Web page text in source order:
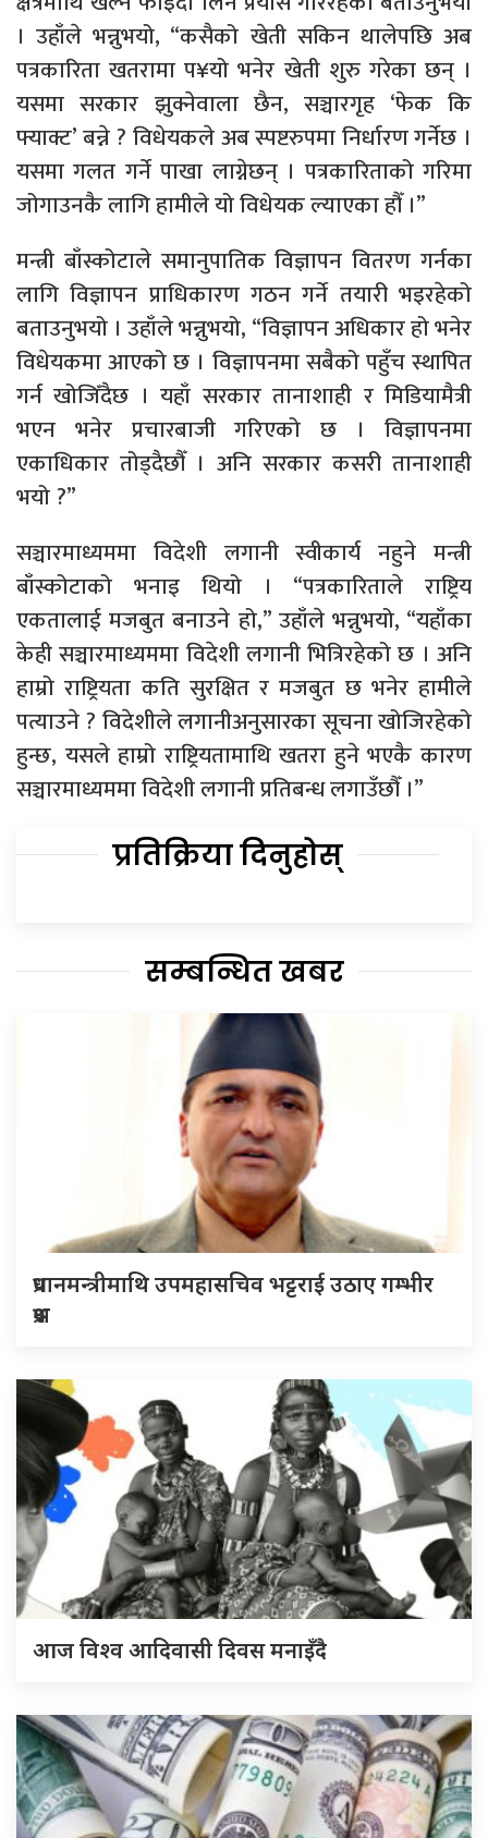
। उहाँले भन्नुभयो, “कसैको खेती सकिन थालेपछि अब
पत्रकारिता खतरामा प¥यो भनेर खेती शुरु गरेका छन् ।
यसमा सरकार झुक्नेवाला छैन, सञ्चारगृह ‘फेक कि
फ्याक्ट’ बन्ने ? विधेयकले अब स्पष्टरुपमा निर्धारण गर्नेछ ।
यसमा गलत गर्ने पाखा लाग्नेछन् । पत्रकारिताको गरिमा
जोगाउनकै लागि हामीले यो विधेयक ल्याएका हौँ ।”
मन्त्री बाँस्कोटाले समानुपातिक विज्ञापन वितरण गर्नका
लागि विज्ञापन प्राधिकारण गठन गर्ने तयारी भइरहेको
बताउनुभयो । उहाँले भन्नुभयो, “विज्ञापन अधिकार हो भनेर
विधेयकमा आएको छ । विज्ञापनमा सबैको पहुँच स्थापित
गर्न खोजिँदैछ । यहाँ सरकार तानाशाही र मिडियामैत्री
भएन भनेर प्रचारबाजी गरिएको छ । विज्ञापनमा
एकाधिकार तोड्दैछौँ । अनि सरकार कसरी तानाशाही
भयो ?”
सञ्चारमाध्यममा विदेशी लगानी स्वीकार्य नहुने मन्त्री
बाँस्कोटाको भनाइ थियो । “पत्रकारिताले राष्ट्रिय
एकतालाई मजबुत बनाउने हो,” उहाँले भन्नुभयो, “यहाँका
केही सञ्चारमाध्यममा विदेशी लगानी भित्रिरहेको छ । अनि
हाम्रो राष्ट्रियता कति सुरक्षित र मजबुत छ भनेर हामीले
पत्याउने ? विदेशीले लगानीअनुसारका सूचना खोजिरहेको
हुन्छ, यसले हाम्रो राष्ट्रियतामाथि खतरा हुने भएकै कारण
सञ्चारमाध्यममा विदेशी लगानी प्रतिबन्ध लगाउँछौँ ।”
प्रतिक्रिया दिनुहोस्
सम्बन्धित खबर
प्रधानमन्त्रीमाथि उपमहासचिव भट्टराई उठाए गम्भीर
प्रश्न
आज विश्व आदिवासी दिवस मनाइँदै